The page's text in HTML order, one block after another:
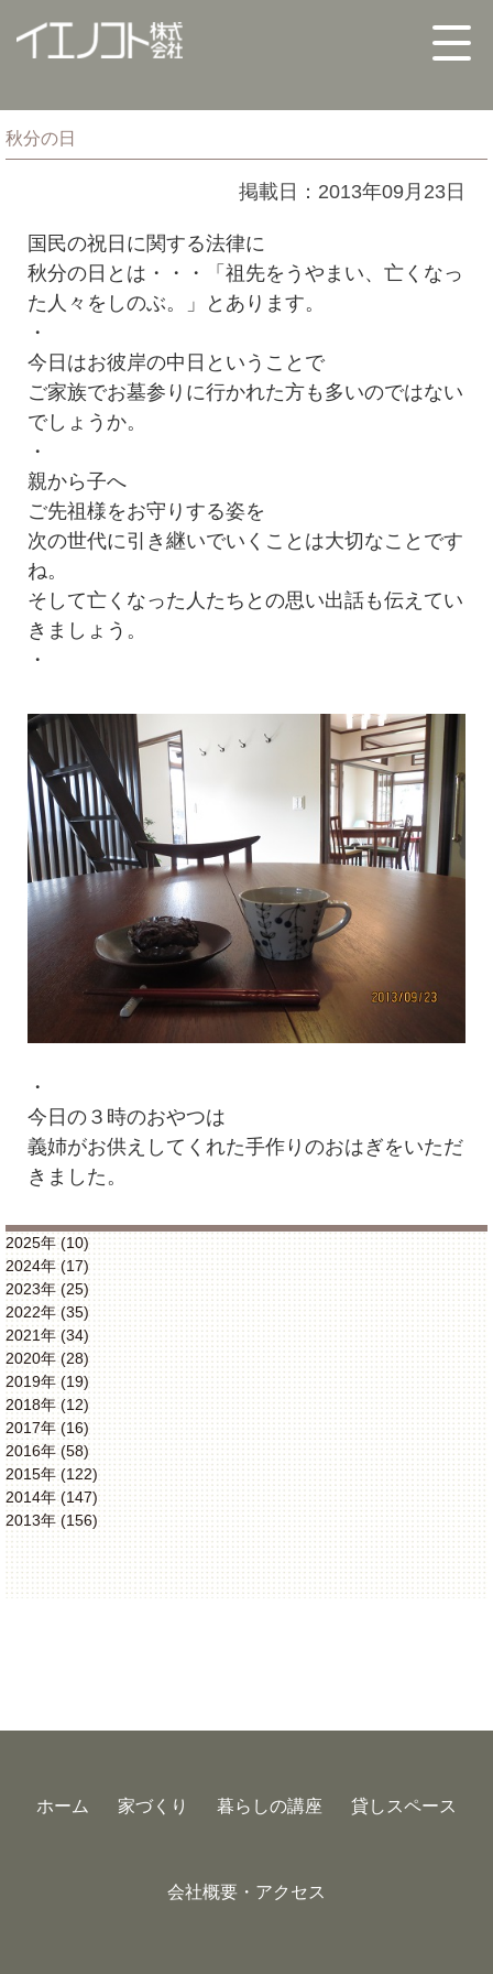
秋分の日
掲載日：2013年09月23日
国民の祝日に関する法律に
秋分の日とは・・・「祖先をうやまい、亡くなっ
た人々をしのぶ。」とあります。
・
今日はお彼岸の中日ということで
ご家族でお墓参りに行かれた方も多いのではない
でしょうか。
・
親から子へ
ご先祖様をお守りする姿を
次の世代に引き継いでいくことは大切なことです
ね。
そして亡くなった人たちとの思い出話も伝えてい
きましょう。
・
・
今日の３時のおやつは
義姉がお供えしてくれた手作りのおはぎをいただ
きました。
2025年 (10)
2024年 (17)
2023年 (25)
2022年 (35)
2021年 (34)
2020年 (28)
2019年 (19)
2018年 (12)
2017年 (16)
2016年 (58)
2015年 (122)
2014年 (147)
2013年 (156)
ホーム 家づくり 暮らしの講座 貸しスペース
会社概要・アクセス